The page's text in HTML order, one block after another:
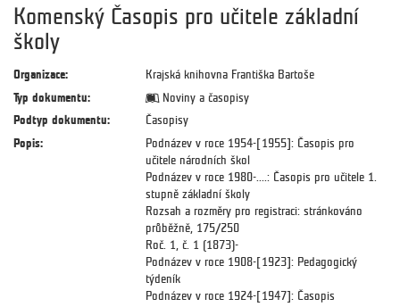
Komenský Časopis pro učitele základní
školy
Organizace:
Krajská knihovna Františka Bartoše
Typ dokumentu:
Noviny a časopisy
Podtyp dokumentu:
Časopisy
Popis:
Podnázev v roce 1954-[1955]: Časopis pro
učitele národních škol
Podnázev v roce 1980-....: Časopis pro učitele 1.
stupně základní školy
Rozsah a rozměry pro registraci: stránkováno
průběžně, 175/250
Roč. 1, č. 1 (1873)-
Podnázev v roce 1908-[1923]: Pedagogický
týdeník
Podnázev v roce 1924-[1947]: Časopis